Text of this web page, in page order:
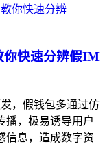
你快速分辨假IM
，假钱包多通过仿
播，极易诱导用户
信息，造成数字资